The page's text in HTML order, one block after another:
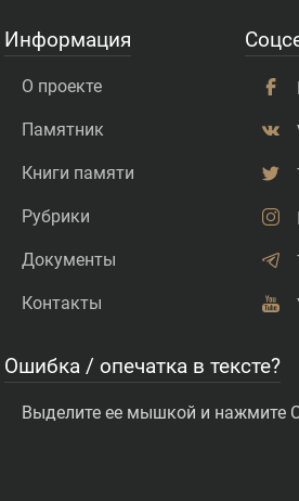
Информация
О проекте
Памятник
Книги памяти
Рубрики
Документы
Контакты
Ошибка / опечатка в тексте?
Выделите ее мышкой и нажмите